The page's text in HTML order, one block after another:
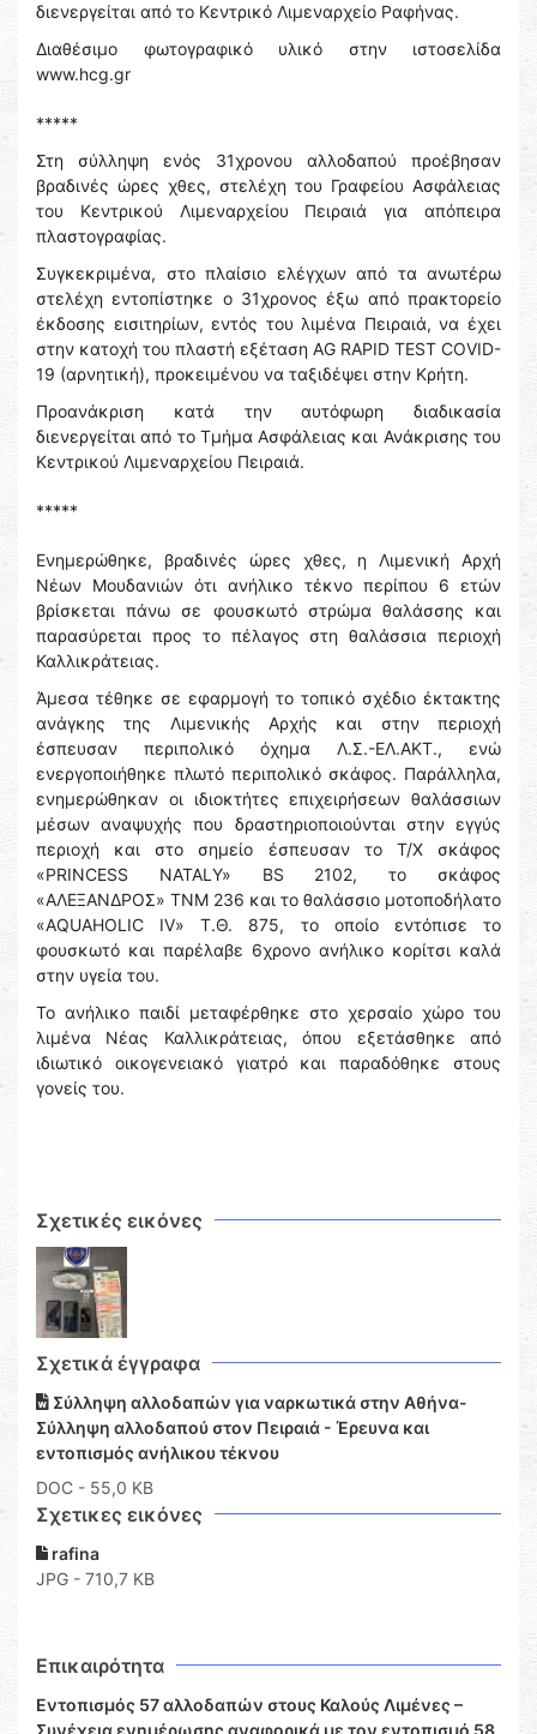
διενεργείται από το Κεντρικό Λιμεναρχείο Ραφήνας.
Διαθέσιμο φωτογραφικό υλικό στην ιστοσελίδα
www.hcg.gr
*****
Στη σύλληψη ενός 31χρονου αλλοδαπού προέβησαν
βραδινές ώρες χθες, στελέχη του Γραφείου Ασφάλειας
του Κεντρικού Λιμεναρχείου Πειραιά για απόπειρα
πλαστογραφίας.
Συγκεκριμένα, στο πλαίσιο ελέγχων από τα ανωτέρω
στελέχη εντοπίστηκε ο 31χρονος έξω από πρακτορείο
έκδοσης εισιτηρίων, εντός του λιμένα Πειραιά, να έχει
στην κατοχή του πλαστή εξέταση AG RAPID TEST COVID-
19 (αρνητική), προκειμένου να ταξιδέψει στην Κρήτη.
Προανάκριση κατά την αυτόφωρη διαδικασία
διενεργείται από το Τμήμα Ασφάλειας και Ανάκρισης του
Κεντρικού Λιμεναρχείου Πειραιά.
*****
Ενημερώθηκε, βραδινές ώρες χθες, η Λιμενική Αρχή
Νέων Μουδανιών ότι ανήλικο τέκνο περίπου 6 ετών
βρίσκεται πάνω σε φουσκωτό στρώμα θαλάσσης και
παρασύρεται προς το πέλαγος στη θαλάσσια περιοχή
Καλλικράτειας.
Άμεσα τέθηκε σε εφαρμογή το τοπικό σχέδιο έκτακτης
ανάγκης της Λιμενικής Αρχής και στην περιοχή
έσπευσαν περιπολικό όχημα Λ.Σ.-ΕΛ.ΑΚΤ., ενώ
ενεργοποιήθηκε πλωτό περιπολικό σκάφος. Παράλληλα,
ενημερώθηκαν οι ιδιοκτήτες επιχειρήσεων θαλάσσιων
μέσων αναψυχής που δραστηριοποιούνται στην εγγύς
περιοχή και στο σημείο έσπευσαν το Τ/Χ σκάφος
«PRINCESS NATALY» BS 2102, το σκάφος
«ΑΛΕΞΑΝΔΡΟΣ» ΤΝΜ 236 και το θαλάσσιο μοτοποδήλατο
«AQUAHOLIC IV» Τ.Θ. 875, το οποίο εντόπισε το
φουσκωτό και παρέλαβε 6χρονο ανήλικο κορίτσι καλά
στην υγεία του.
Το ανήλικο παιδί μεταφέρθηκε στο χερσαίο χώρο του
λιμένα Νέας Καλλικράτειας, όπου εξετάσθηκε από
ιδιωτικό οικογενειακό γιατρό και παραδόθηκε στους
γονείς του.
Σχετικές εικόνες
Σχετικά έγγραφα
Σύλληψη αλλοδαπών για ναρκωτικά στην Αθήνα-
Σύλληψη αλλοδαπού στον Πειραιά - Έρευνα και
εντοπισμός ανήλικου τέκνου
DOC - 55,0 KB
Σχετικες εικόνες
rafina
JPG - 710,7 KB
Επικαιρότητα
Εντοπισμός 57 αλλοδαπών στους Καλούς Λιμένες –